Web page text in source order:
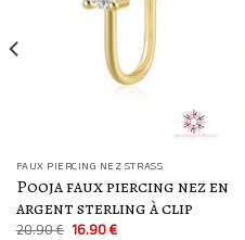
FAUX PIERCING NEZ STRASS
Pooja faux piercing nez en
argent sterling à clip
20.90€ Le
16.90€Le